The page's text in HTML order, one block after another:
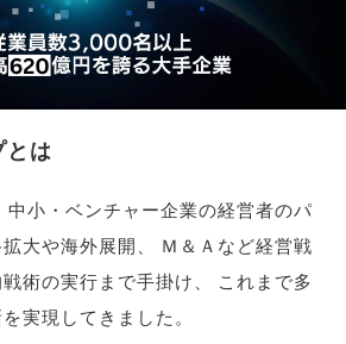
とは
中小・ベンチャー企業の経営者のパ
大や海外展開、
Ｍ＆Ａなど経営戦
術の実行まで手掛け、
これまで多
実現してきました。